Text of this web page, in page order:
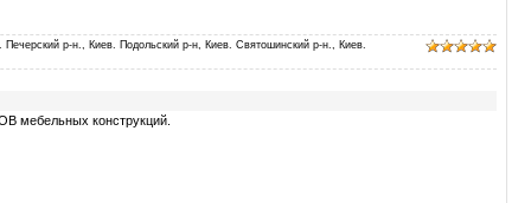
р-н., Киев. Подольский р-н, Киев. Святошинский р-н., Киев.
конструкций.